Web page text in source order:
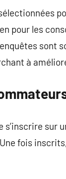
pour les
sont
à
sur
fois